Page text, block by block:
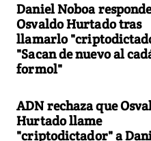
Daniel Noboa
Osvaldo Hurtado tras
llamarlo
"Sacan de nuevo al
formol"
ADN rechaza que
Hurtado llame
"criptodictador" a